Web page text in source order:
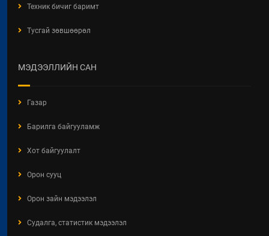
Техник бичиг баримт
Тусгай зөвшөөрөл
МЭДЭЭЛЛИЙН САН
Газар
Барилга байгууламж
Хот байгуулалт
Орон сууц
Орон зайн мэдээлэл
Судалга, статистик мэдээлэл